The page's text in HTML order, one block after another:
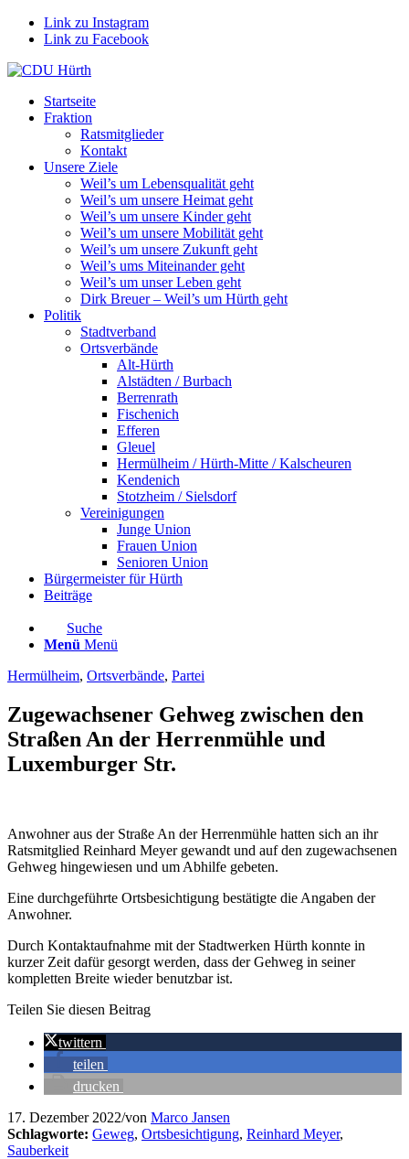
Link zu Instagram
Link zu Facebook
Startseite
Fraktion
Ratsmitglieder
Kontakt
Unsere Ziele
Weil’s um Lebensqualität geht
Weil’s um unsere Heimat geht
Weil’s um unsere Kinder geht
Weil’s um unsere Mobilität geht
Weil’s um unsere Zukunft geht
Weil’s ums Miteinander geht
Weil’s um unser Leben geht
Dirk Breuer – Weil’s um Hürth geht
Politik
Stadtverband
Ortsverbände
Alt-Hürth
Alstädten / Burbach
Berrenrath
Fischenich
Efferen
Gleuel
Hermülheim / Hürth-Mitte / Kalscheuren
Kendenich
Stotzheim / Sielsdorf
Vereinigungen
Junge Union
Frauen Union
Senioren Union
Bürgermeister für Hürth
Beiträge
Suche
Menü Menü
Hermülheim, Ortsverbände, Partei
Zugewachsener Gehweg zwischen den
Straßen An der Herrenmühle und
Luxemburger Str.
Anwohner aus der Straße An der Herrenmühle hatten sich an ihr
Ratsmitglied Reinhard Meyer gewandt und auf den zugewachsenen
Gehweg hingewiesen und um Abhilfe gebeten.
Eine durchgeführte Ortsbesichtigung bestätigte die Angaben der
Anwohner.
Durch Kontaktaufnahme mit der Stadtwerken Hürth konnte in
kurzer Zeit dafür gesorgt werden, dass der Gehweg in seiner
kompletten Breite wieder benutzbar ist.
Teilen Sie diesen Beitrag
twittern
teilen
drucken
17. Dezember 2022/von Marco Jansen
Schlagworte: Geweg, Ortsbesichtigung, Reinhard Meyer,
Sauberkeit